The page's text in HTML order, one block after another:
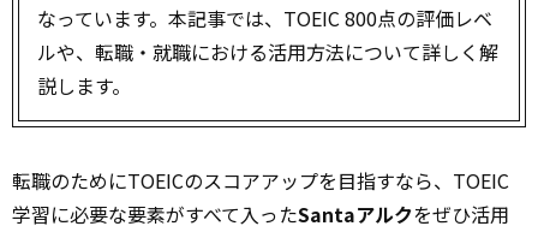
なっています。本記事では、TOEIC 800点の評価レベ
ルや、転職・就職における活用方法について詳しく解
説します。
転職のためにTOEICのスコアアップを目指すなら、TOEIC
学習に必要な要素がすべて入ったSantaアルクをぜひ活用